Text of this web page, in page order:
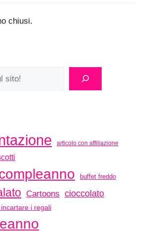
chiusi.
articolo con affiliazione
buffet freddo
Cartoons cioccolato
i regali